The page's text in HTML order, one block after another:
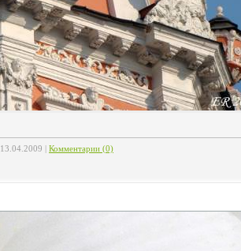
13.04.2009 Комментарии (0)